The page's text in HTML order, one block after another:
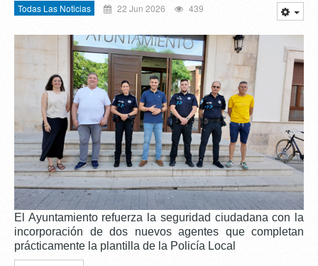
Todas Las Noticias 22 Jun 2026 439
El Ayuntamiento refuerza la seguridad ciudadana con la
incorporación de dos nuevos agentes que completan
prácticamente la plantilla de la Policía Local